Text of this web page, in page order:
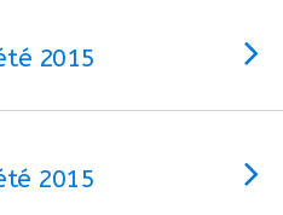
2015
2015